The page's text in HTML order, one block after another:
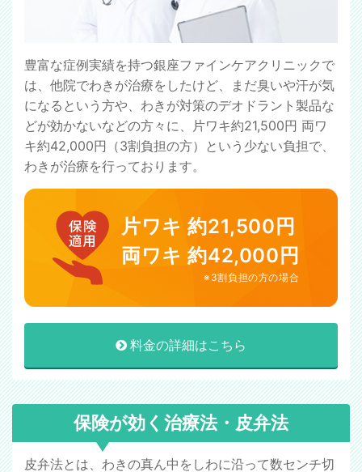
豊富な症例実績を持つ銀座ファインケアクリニックで
は、他院でわきが治療をしたけど、まだ臭いや汗が気
になるという方や、わきが対策のデオドラント製品な
どが効かないなどの方々に、片ワキ約21,500円 両ワ
キ約42,000円（3割負担の方）という少ない負担で、
わきが治療を行っております。
片ワキ 約21,500円
両ワキ 約42,000円
※3割負担の方の場合
料金の詳細はこちら
保険が効く治療法・皮弁法
皮弁法とは、わきの真ん中をしわに沿って数センチ切